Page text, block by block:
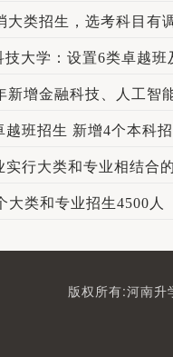
大类招生，选考科目有
技大学：设置6类卓越
新增金融科技、人工智
班招生 新增4个本科
行大类和专业相结合
大类和专业招生4500人
版权所有:河南